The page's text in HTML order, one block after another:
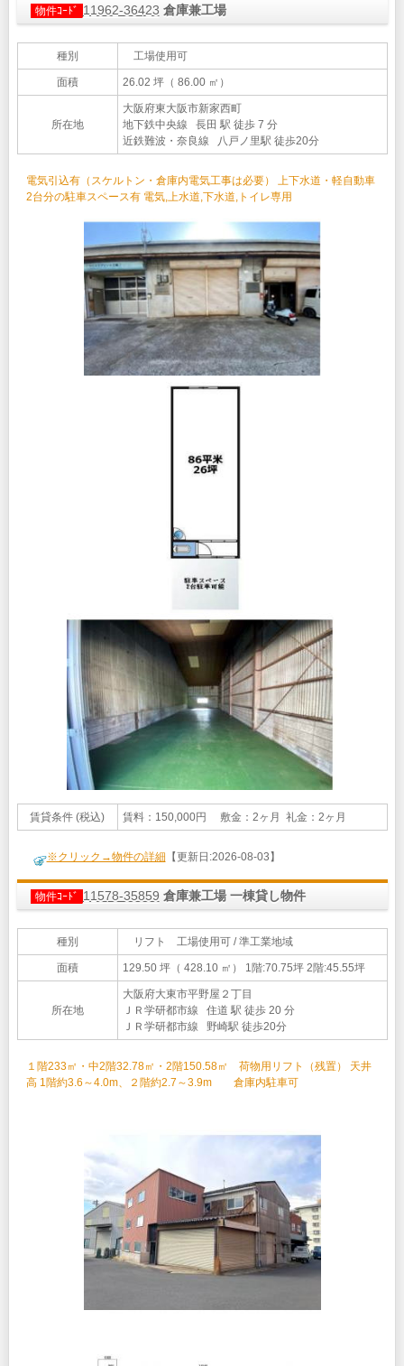
物件ｺｰﾄﾞ 11962-36423 倉庫兼工場
種別 工場使用可
面積 26.02 坪（ 86.00 ㎡）
所在地
大阪府東大阪市新家西町
地下鉄中央線 長田 駅 徒歩 7 分
近鉄難波・奈良線 八戸ノ里駅 徒歩20分
電気引込有（スケルトン・倉庫内電気工事は必要） 上下水道・軽自動車
2台分の駐車スペース有 電気,上水道,下水道,トイレ専用
賃貸条件 (税込) 賃料：150,000円 敷金：2ヶ月 礼金：2ヶ月
※クリック→物件の詳細 【更新日:2026-08-03】
物件ｺｰﾄﾞ 11578-35859 倉庫兼工場 一棟貸し物件
種別 リフト 工場使用可 / 準工業地域
面積 129.50 坪（ 428.10 ㎡） 1階:70.75坪 2階:45.55坪
所在地
大阪府大東市平野屋２丁目
ＪＲ学研都市線 住道 駅 徒歩 20 分
ＪＲ学研都市線 野崎駅 徒歩20分
１階233㎡・中2階32.78㎡・2階150.58㎡ 荷物用リフト（残置） 天井
高 1階約3.6～4.0m、２階約2.7～3.9m 倉庫内駐車可